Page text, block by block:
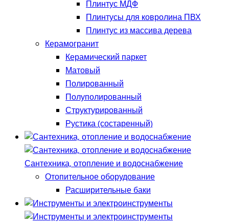
Плинтус МДФ
Плинтусы для ковролина ПВХ
Плинтус из массива дерева
Керамогранит
Керамический паркет
Матовый
Полированный
Полуполированный
Структурированный
Рустика (состаренный)
Сантехника, отопление и водоснабжение
Отопительное оборудование
Расширительные баки